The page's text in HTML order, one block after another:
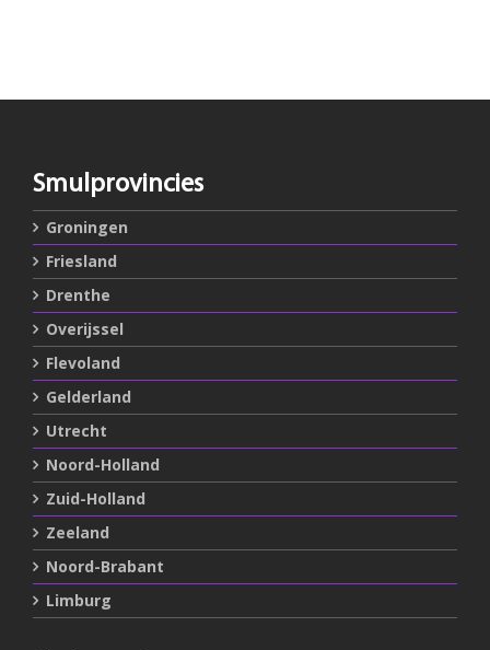
Smulprovincies
Groningen
Friesland
Drenthe
Overijssel
Flevoland
Gelderland
Utrecht
Noord-Holland
Zuid-Holland
Zeeland
Noord-Brabant
Limburg